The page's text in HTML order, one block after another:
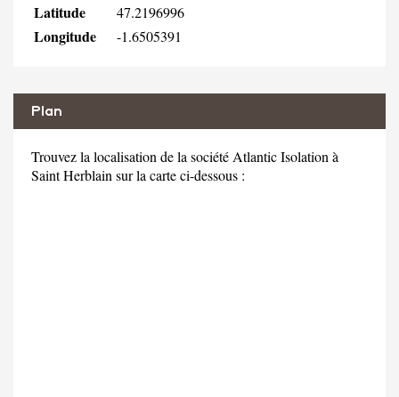
Latitude 47.2196996
Longitude -1.6505391
Plan
Trouvez la localisation de la société Atlantic Isolation à
Saint Herblain sur la carte ci-dessous :